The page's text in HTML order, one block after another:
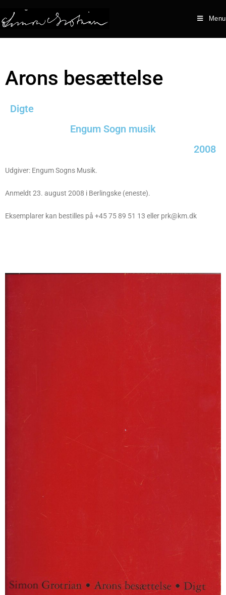
Menu
Arons besættelse
Digte
Engum Sogn musik
2008
Udgiver: Engum Sogns Musik.
Anmeldt 23. august 2008 i Berlingske (eneste).
Eksemplarer kan bestilles på +45 75 89 51 13 eller prk@km.dk